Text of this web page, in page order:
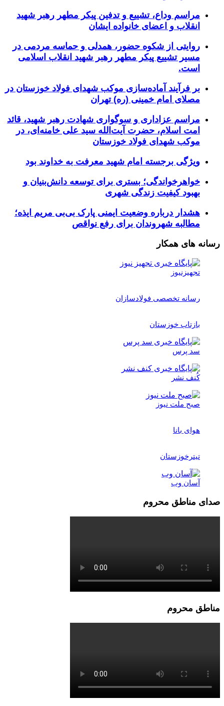
مراسم وداع، تشییع و تدفین پیکر مطهر رهبر شهید
انقلاب و اعضای خانواده ایشان
روایتی از شکوه حضور، همدلی و حماسه مردمی در
مسیر تشییع پیکر مطهر رهبر شهید انقلاب اسلامی
است.
بر فرآیند آماده‌سازی موکب شهدای فولاد خوزستان در
مصلای امام خمینی (ره) تهران
مراسم عزاداری و سوگواری شهادت رهبر شهید، قائد
امت اسلام، حضرت آیت‌الله سید علی خامنه‌ای، در
موکب شهدای فولاد خوزستان
ویژگی برجسته امام شهید معرفت به خداوند بود
خواهرخواندگی؛ بستری برای توسعه دانش‌بنیان و
بهبود کیفیت زندگی شهری
هشدار درباره وضعیت ایمنی پارک بی‌بی مریم ایذه؛
مطالبه شهروندان برای رفع نواقص
رسانه های همکار
تجهیزنیوز
رسانه تخصصی فولادسازان
بازتاب خوزستان
سد پرس
کُنف نشر
صبح ملت نیوز
هوای بانا
تیترخوزستان
آسان وب
صدای مناطق محروم
مناطق محروم